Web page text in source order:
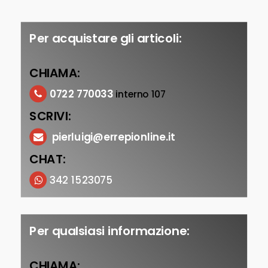
Per acquistare gli articoli:
CHIAMA:
0722 770033 interno 107
SCRIVI:
pierluigi@errepionline.it
CHAT:
342 1523075
Per qualsiasi informazione: